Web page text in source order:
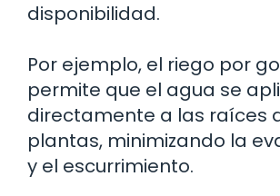
disponibilidad.
Por ejemplo, el riego por
permite que el agua se
directamente a las raíces
plantas, minimizando la
y el escurrimiento.